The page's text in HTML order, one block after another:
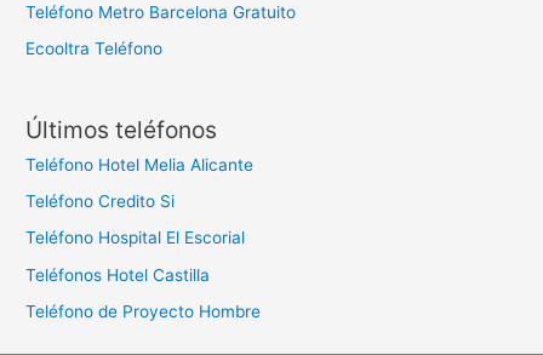
Teléfono Metro Barcelona Gratuito
Ecooltra Teléfono
Últimos teléfonos
Teléfono Hotel Melia Alicante
Teléfono Credito Si
Teléfono Hospital El Escorial
Teléfonos Hotel Castilla
Teléfono de Proyecto Hombre